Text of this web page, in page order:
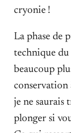
cryonie !
La phase de
technique du
beaucoup
je ne saurais
plonger si